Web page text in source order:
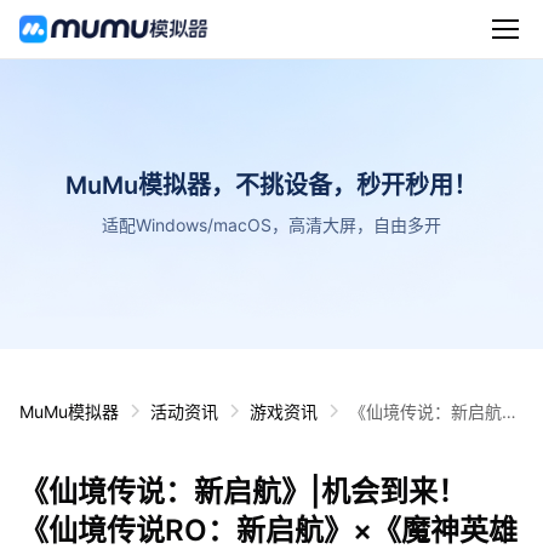
MuMu模拟器，不挑设备，秒开秒用！
适配Windows/macOS，高清大屏，自由多开
MuMu模拟器 活动资讯 游戏资讯
《仙境传说：新启航》
神英雄传》联动确认！
《仙境传说：新启航》|机会到来！
《仙境传说RO：新启航》×《魔神英雄